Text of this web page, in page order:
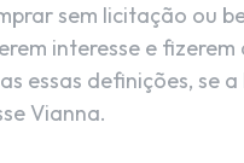
sem licitação ou
interesse e
essas definições, se
Vianna.